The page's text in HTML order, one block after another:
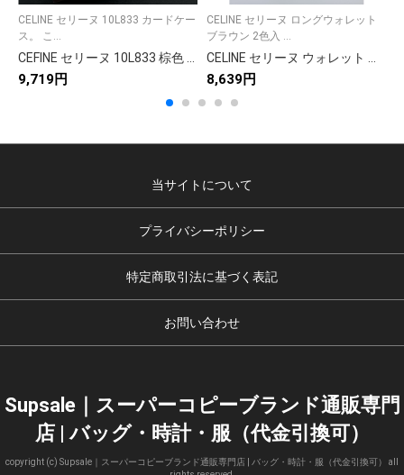
CELINE セリーヌ 10L833 カードケー
ス。 こ...
CEFINE セリーヌ 10L833 棕色 カードケース 軽量 高級レザー 1枚のみ
9,719円
CELINE セリーヌ ロングウォレット
ブラウン 2色入 ...
CELINE セリーヌ ウォレット ブラウン シマーリング ブラック 二つ折り 財布 1枚 カード入れ付き メンズ レディース
8,639円
当サイトについて
プライバシーポリシー
特定商取引法に基づく表記
お問い合わせ
Supsale｜スーパーコピーブランド通販専門
店 | バッグ・時計・服（代金引換可）
copyright (c) Supsale｜スーパーコピーブランド通販専門店 | バッグ・時計・服（代金引換可） all